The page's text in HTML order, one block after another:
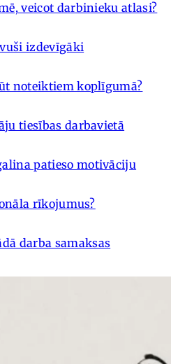
veicot darbinieku atlasi?
izdevīgāki
noteiktiem koplīgumā?
tiesības darbavietā
patieso motivāciju
rīkojumus?
darba samaksas